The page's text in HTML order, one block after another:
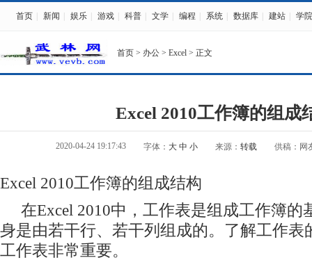
首页 新闻 娱乐 游戏 科普 文学 编程 系统 数据库 建站 学院
首页 > 办公 > Excel > 正文
Excel 2010工作簿的组成
2020-04-24 19:17:43 字体： 大 中 小 来源： 转载 供稿：网
Excel 2010工作簿的组成结构
在Excel 2010中，工作表是组成工作簿的
身是由若干行、若干列组成的。了解工作表
工作表非常重要。